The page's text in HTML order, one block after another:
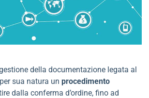
della documentazione legata al
sua natura un procedimento
dalla conferma d’ordine, fino ad